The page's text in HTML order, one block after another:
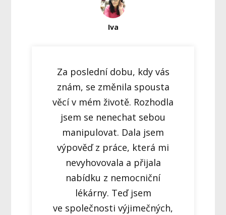
Iva
Za poslední dobu, kdy vás
znám, se změnila spousta
věcí v mém životě. Rozhodla
jsem se nenechat sebou
manipulovat. Dala jsem
výpověď z práce, která mi
nevyhovovala a přijala
nabídku z nemocniční
lékárny. Teď jsem
ve společnosti výjimečných,